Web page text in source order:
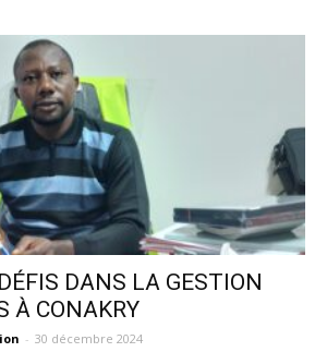
DANS LA GESTION
À CONAKRY
- 30 décembre 2024